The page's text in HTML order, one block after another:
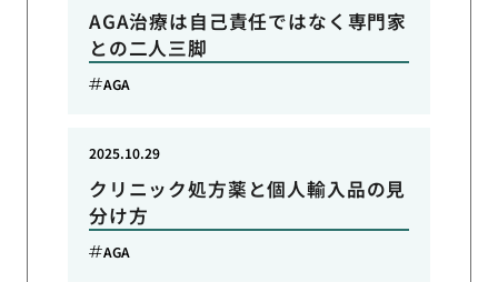
AGA治療は自己責任ではなく専門家
との二人三脚
AGA
クリニック処方薬と個人輸入品の見
分け方
2025.10.29
AGA